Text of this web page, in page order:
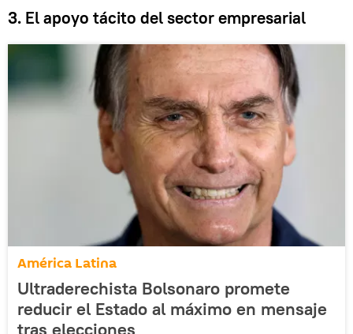
3. El apoyo tácito del sector empresarial
América Latina
Ultraderechista Bolsonaro promete
reducir el Estado al máximo en mensaje
tras elecciones